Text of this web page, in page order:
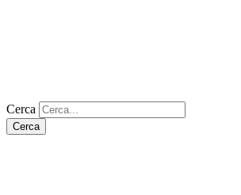
Cerca
Cerca